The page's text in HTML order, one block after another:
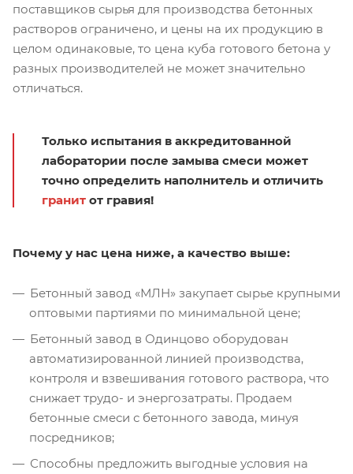
поставщиков сырья для производства бетонных
растворов ограничено, и цены на их продукцию в
целом одинаковые, то цена куба готового бетона у
разных производителей не может значительно
отличаться.
Только испытания в аккредитованной
лаборатории после замыва смеси может
точно определить наполнитель и отличить
гранит от гравия!
Почему у нас цена ниже, а качество выше:
Бетонный завод «МЛН» закупает сырье крупными
оптовыми партиями по минимальной цене;
Бетонный завод в Одинцово оборудован
автоматизированной линией производства,
контроля и взвешивания готового раствора, что
снижает трудо- и энергозатраты. Продаем
бетонные смеси с бетонного завода, минуя
посредников;
Способны предложить выгодные условия на